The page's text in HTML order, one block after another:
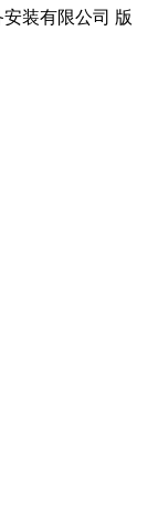
装有限公司 版